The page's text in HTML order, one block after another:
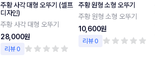
주황 사각 대형 오뚜기 (셀프
디자인)
주황 사각 대형 오뚜기
28,000원
리뷰 0
주황 원형 소형 오뚜기
주황 원형 소형 오뚜기
10,600원
리뷰 0